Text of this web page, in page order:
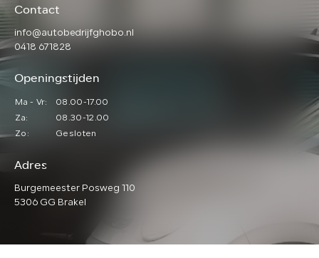
Contact
info@autobedrijfghobo.nl
0418 671828
Openingstijden
Ma - Vr:
08.00-17.00
Za:
08.30-12.00
Zo:
Gesloten
Adres
Burgemeester Posweg 110
5306 GG Brakel